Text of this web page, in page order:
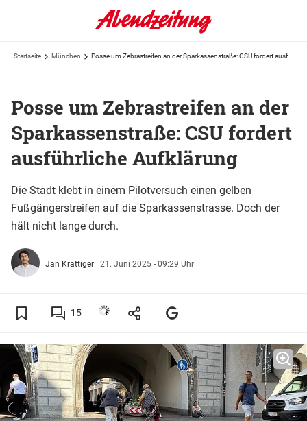
Startseite München Posse um Zebrastreifen an der Sparkassenstraße: CSU fordert ausführliche Aufklärung
Posse um Zebrastreifen an der
Sparkassenstraße: CSU fordert
ausführliche Aufklärung
Die Stadt klebt in einem Pilotversuch einen gelben
Fußgängerstreifen auf die Sparkassenstrasse. Doch der
hält nicht lange durch.
Jan Krattiger | 21. Juni 2025 - 09:29 Uhr
15